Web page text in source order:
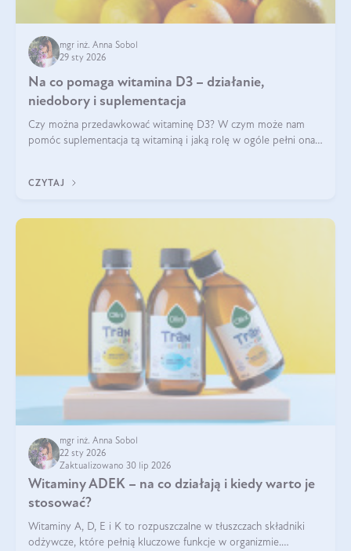
mgr inż. Anna Sobol
29 sty 2026
Na co pomaga witamina D3 – działanie,
niedobory i suplementacja
Czy można przedawkować witaminę D3? W czym może nam
pomóc suplementacja tą witaminą i jaką rolę w ogóle pełni ona
robić?
CZYTAJ
mgr inż. Anna Sobol
22 sty 2026
Zaktualizowano 30 lip 2026
Witaminy ADEK – na co działają i kiedy warto je
stosować?
Witaminy A, D, E i K to rozpuszczalne w tłuszczach składniki
odżywcze, które pełnią kluczowe funkcje w organizmie.